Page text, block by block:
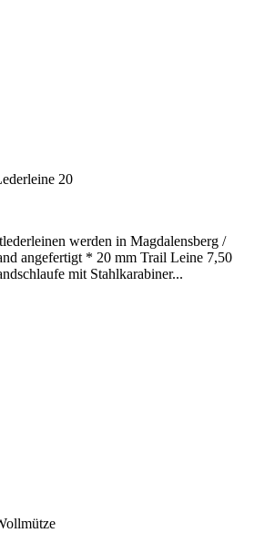
20
werden in Magdalensberg /
angefertigt * 20 mm Trail Leine 7,50
mit Stahlkarabiner...